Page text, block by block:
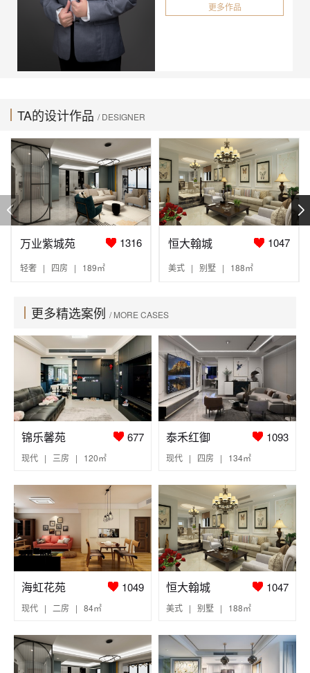
更多作品
TA的设计作品 / DESIGNER
万业紫城苑 1316
轻奢 | 四房 | 189㎡
恒大翰城 1047
美式 | 别墅 | 188㎡
更多精选案例 / MORE CASES
锦乐馨苑 677
现代 | 三房 | 120㎡
泰禾红御 1093
现代 | 四房 | 134㎡
海虹花苑 1049
现代 | 二房 | 84㎡
恒大翰城 1047
美式 | 别墅 | 188㎡